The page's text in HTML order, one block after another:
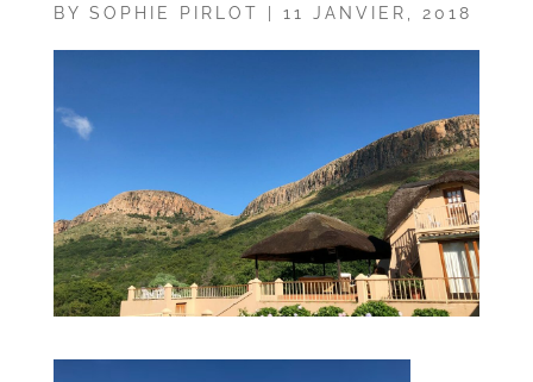
BY SOPHIE PIRLOT 11 JANVIER, 2018